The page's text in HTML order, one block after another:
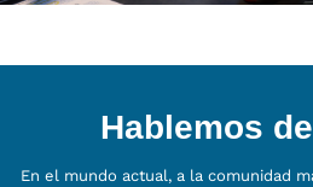
Hablemos
En el mundo actual, a la comunidad